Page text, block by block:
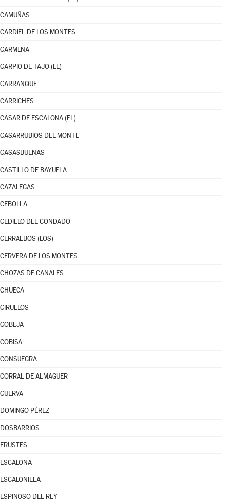
CAMUÑAS
CARDIEL DE LOS MONTES
CARMENA
CARPIO DE TAJO (EL)
CARRANQUE
CARRICHES
CASAR DE ESCALONA (EL)
CASARRUBIOS DEL MONTE
CASASBUENAS
CASTILLO DE BAYUELA
CAZALEGAS
CEBOLLA
CEDILLO DEL CONDADO
CERRALBOS (LOS)
CERVERA DE LOS MONTES
CHOZAS DE CANALES
CHUECA
CIRUELOS
COBEJA
COBISA
CONSUEGRA
CORRAL DE ALMAGUER
CUERVA
DOMINGO PÉREZ
DOSBARRIOS
ERUSTES
ESCALONA
ESCALONILLA
ESPINOSO DEL REY